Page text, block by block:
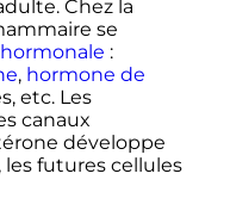
Chez la
se
hormonale :
, hormone de
, etc.Les
canaux
développe
les futures cellules